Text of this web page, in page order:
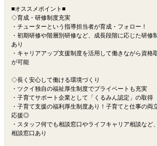
■オススメポイント■
◇育成・研修制度充実
・チューターという指導担当者が育成・フォロー！
・初期研修や階層別研修など、成長段階に応じた研修
あり
・キャリアアップ支援制度を活用して働きながら資格
が可能
◇長く安心して働ける環境づくり
・ツクイ独自の福祉厚生制度でプライベートも充実
・子育てサポート企業として「くるみん認定」の取得
・子育て支援の福利厚生制度あり！子育てと仕事の両
応援◎
・スタッフ何でも相談窓口やライフキャリア相談など
相談窓口あり